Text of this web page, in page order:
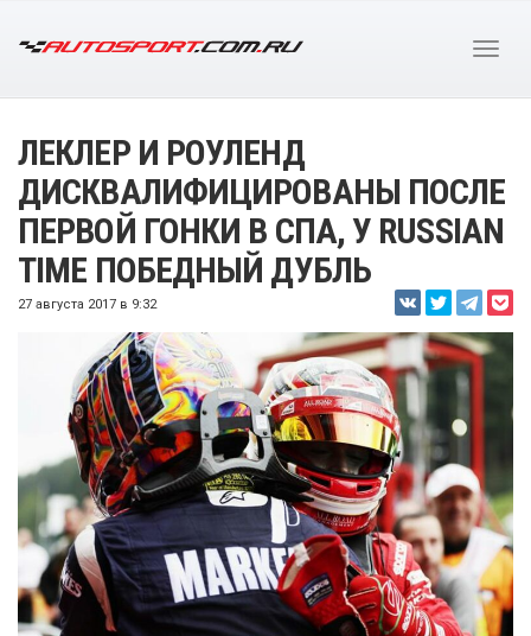
ЛЕКЛЕР И РОУЛЕНД
ДИСКВАЛИФИЦИРОВАНЫ ПОСЛЕ
ПЕРВОЙ ГОНКИ В СПА, У RUSSIAN
TIME ПОБЕДНЫЙ ДУБЛЬ
27 августа 2017 в 9:32